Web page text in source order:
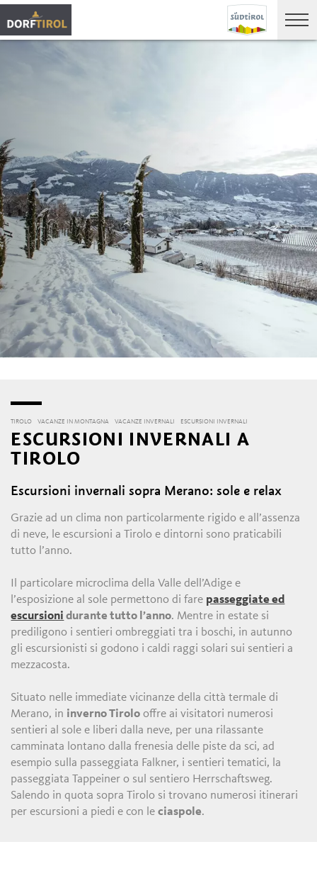
TIROLO VACANZE IN MONTAGNA VACANZE INVERNALI ESCURSIONI INVERNALI
ESCURSIONI INVERNALI A
TIROLO
Escursioni invernali sopra Merano: sole e relax
Grazie ad un clima non particolarmente rigido e all’assenza
di neve, le escursioni a Tirolo e dintorni sono praticabili
tutto l’anno.
Il particolare microclima della Valle dell’Adige e
l’esposizione al sole permettono di fare passeggiate ed
escursioni durante tutto l’anno. Mentre in estate si
prediligono i sentieri ombreggiati tra i boschi, in autunno
gli escursionisti si godono i caldi raggi solari sui sentieri a
mezzacosta.
Situato nelle immediate vicinanze della città termale di
Merano, in inverno Tirolo offre ai visitatori numerosi
sentieri al sole e liberi dalla neve, per una rilassante
camminata lontano dalla frenesia delle piste da sci, ad
esempio sulla passeggiata Falkner, i sentieri tematici, la
passeggiata Tappeiner o sul sentiero Herrschaftsweg.
Salendo in quota sopra Tirolo si trovano numerosi itinerari
per escursioni a piedi e con leciaspole.